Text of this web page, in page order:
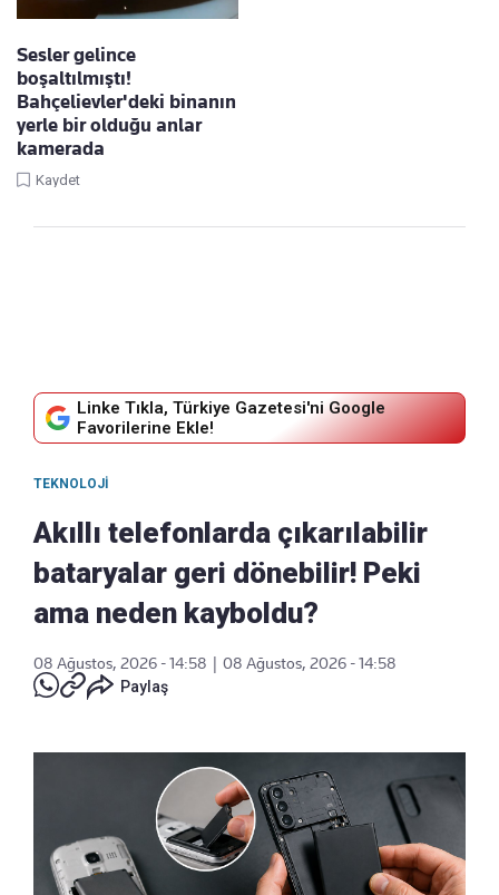
Sesler gelince
boşaltılmıştı!
Bahçelievler'deki binanın
yerle bir olduğu anlar
kamerada
Kaydet
Linke Tıkla, Türkiye Gazetesi'ni Google
Favorilerine Ekle!
TEKNOLOJI
Akıllı telefonlarda çıkarılabilir
bataryalar geri dönebilir! Peki
ama neden kayboldu?
08 Ağustos, 2026 - 14:58
08 Ağustos, 2026 - 14:58
Paylaş